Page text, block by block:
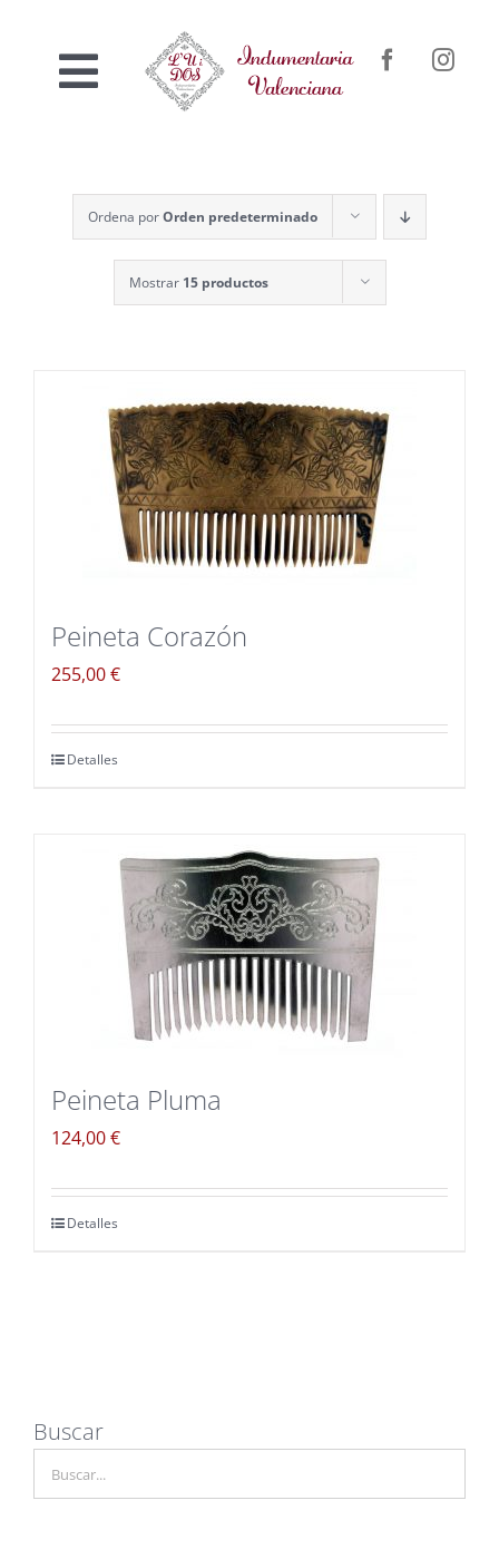
contenidoToggle
Nosotros
Venta online
Contacto
Ordena porOrden predeterminado
Mostrar 15 productos
Peineta Corazón
255,00€
Detalles
Peineta Pluma
124,00€
Detalles
Buscar